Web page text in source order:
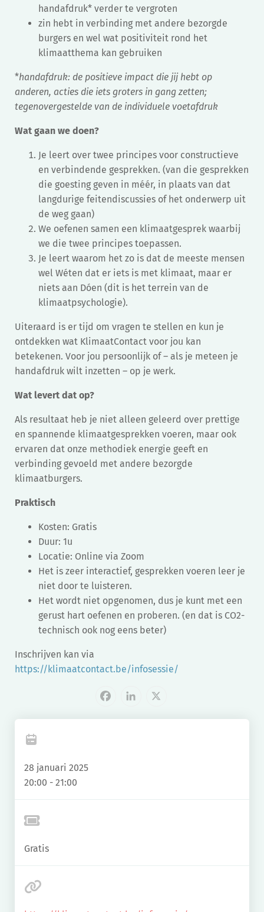
handafdruk* verder te vergroten
zin hebt in verbinding met andere bezorgde
burgers en wel wat positiviteit rond het
klimaatthema kan gebruiken
*handafdruk: de positieve impact die jij hebt op
anderen, acties die iets groters in gang zetten;
tegenovergestelde van de individuele voetafdruk
Wat gaan we doen?
Je leert over twee principes voor constructieve
en verbindende gesprekken. (van die gesprekken
die goesting geven in méér, in plaats van dat
langdurige feitendiscussies of het onderwerp uit
de weg gaan)
We oefenen samen een klimaatgesprek waarbij
we die twee principes toepassen.
Je leert waarom het zo is dat de meeste mensen
wel Wéten dat er iets is met klimaat, maar er
niets aan Dóen (dit is het terrein van de
klimaatpsychologie).
Uiteraard is er tijd om vragen te stellen en kun je
ontdekken wat KlimaatContact voor jou kan
betekenen. Voor jou persoonlijk of – als je meteen je
handafdruk wilt inzetten – op je werk.
Wat levert dat op?
Als resultaat heb je niet alleen geleerd over prettige
en spannende klimaatgesprekken voeren, maar ook
ervaren dat onze methodiek energie geeft en
verbinding gevoeld met andere bezorgde
klimaatburgers.
Praktisch
Kosten: Gratis
Duur: 1u
Locatie: Online via Zoom
Het is zeer interactief, gesprekken voeren leer je
niet door te luisteren.
Het wordt niet opgenomen, dus je kunt met een
gerust hart oefenen en proberen. (en dat is CO2-
technisch ook nog eens beter)
Inschrijven kan via
https://klimaatcontact.be/infosessie/
Facebook
LinkedIn
X
28 januari 2025
20:00 - 21:00
Gratis